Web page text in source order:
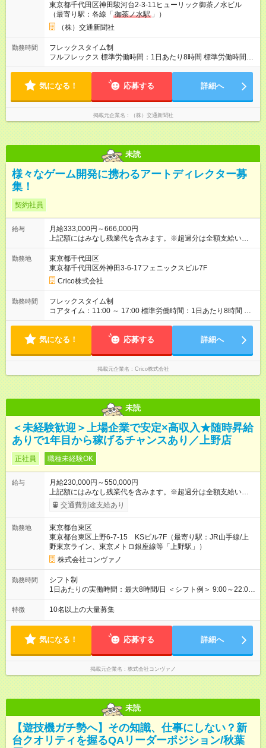
東京都千代田区神田駿河台2-3-11ヒューリック御茶ノ水ビル
（最寄り駅：各線「 御茶ノ水駅 」）
（株）交通新聞社
勤務時間
フレックスタイム制
フルフレックス 標準労働時間：1日あたり8時間 標準労働時間：
1日あたり8時間（コアタイムなし） ※一般的な日勤の時間に働
出社は5時～15時、終業は11時～22時、1日の最短労働時間は4
期で月30～40時間程度、生じています。
気になる！ 応募する 詳細へ
掲載元企業名 （株）交通新聞社
未読
様々なゲーム開発に携わるアートディレクター募
集！
契約社員
給与
月給333,000円～666,000円
上記額にはみなし残業代を含みます。※超過分は全額支給いたし
ます。 みなし残業代 79,400円 ～ 158,800円／月 みなし残業時
間 40時間／月 ●年収について ・年収を12ヶ月で割ったものを月
給としてお支払い ・上記年収/月給には固定残業代を含む ※時
間外労働の有無に関わらず40時間分の固定残業代を支給 固
定残業代：基本給÷所定労働時間(＝時給換算)×1.25(割増賃
は追加支給 ●昇給・賞与 昇給：年2回 (昇進・業務の大幅変更等
の場合は都度実施) 賞与：年2回 (業績に応じて支給) 【試用期
間】試用期間あり 試用期間の長さ：3ヶ月 雇用形態、給与は本
採用時と同じです。 経験・職務内容によって、試用期間を変更
することがあります。
勤務地
東京都千代田区
東京都千代田区外神田3-6-17フェニックスビル7F
Crico株式会社
勤務時間
フレックスタイム制
コアタイム：11:00 ～ 17:00 標準労働時間：1日あたり8時間 一
日あたりの労働時間：8時間 フレックスタイム制 (コアタイ
気になる！ 応募する 詳細へ
掲載元企業名 Crico株式会社
未読
＜未経験歓迎＞上場企業で安定×高収入★随時昇給
ありで1年目から稼げるチャンスあり／上野店
正社員 職種未経験OK
給与
月給230,000円～550,000円
上記額にはみなし残業代を含みます。※超過分は全額支給いたし
ます。 みなし残業代 8,940円／月 みなし残業時間 5.5時間／月
上記には、月5.5時間分のみなし残業代(8，940円)を含む。超過
円～ （期間中は契約社員） ※社内基準を満たした場合は、その
後正規登用可 【年収例】 ◆エリアマネージャー 月給25万円＋役
職手当3万円＋インセン14万5，781円＝42万5，781円 ◆店長
月給 25万円＋役職手当1万円＋インセン8万2，547円＝34万2，
547円 ◆社員(役職なし) 月給23万円＋インセン1万4701円＝24
万4，701円 ＜別途支給手当＞ ・インセンティブ：月10万円以
上も可能！ ・賞与：年2回(6月/12月)※業績による ・交通費：月
たり) ・回数：随時 ・反映時期：次月の給与から ・評価手法：
社内評価に基づく ※あなたの頑張りをしっかり評価します！で
きることが増えるほどお給料に反映される環境です。 【試用期
間】試用期間あり 試用期間の長さ：6ヶ月 ※ 雇用形態と給与
に、本採用時と異なる部分があります。 雇用形態：中途採用
（契約社員） 給与：月給 220,000円以上 上記額にはみなし残業
代 8,552円／月 みなし残業時間 5.5時間／月
交通費別途支給あり
勤務地
東京都台東区
東京都台東区上野6-7-15 KSビル7F（最寄り駅：JR山手線/上
野東京ライン、東京メトロ銀座線等「上野駅」）
株式会社コンヴァノ
勤務時間
シフト制
1日あたりの実働時間：最大8時間/日 ＜シフト例＞ 9:00～22:00
でのシフト制（実働8時間／休憩60分） ※残業時間は月平均で
10時間程度 ※営業時間は【平日】11：00～22：00、【土日祝】
ます。
特徴 10名以上の大量募集
気になる！ 応募する 詳細へ
掲載元企業名 株式会社コンヴァノ
未読
【遊技機ガチ勢へ】その知識、仕事にしない？新
台クオリティを握るQAリーダーポジション/秋葉